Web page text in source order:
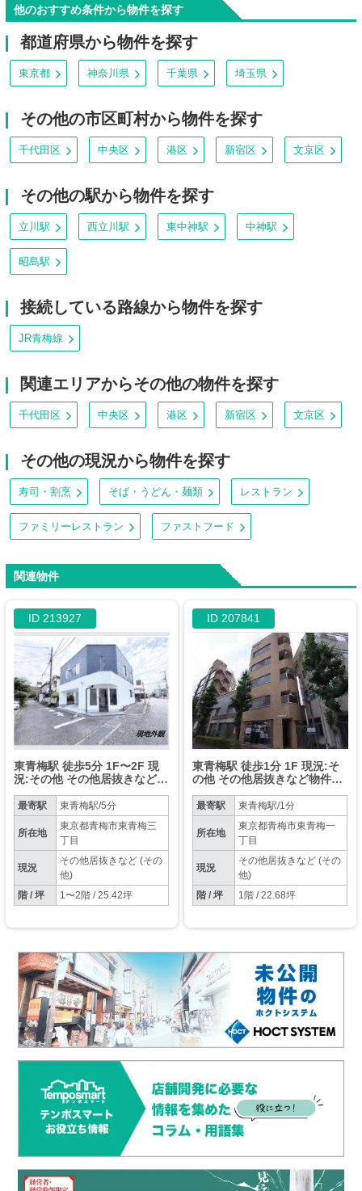
他のおすすめ条件から物件を探す
都道府県から物件を探す
東京都 神奈川県 千葉県 埼玉県
その他の市区町村から物件を探す
千代田区 中央区 港区 新宿区 文京区
その他の駅から物件を探す
立川駅 西立川駅 東中神駅 中神駅
昭島駅
接続している路線から物件を探す
JR青梅線
関連エリアからその他の物件を探す
千代田区 中央区 港区 新宿区 文京区
その他の現況から物件を探す
寿司・割烹 そば・うどん・麺類 レストラン
ファミリーレストラン ファストフード
関連物件
ID 213927
東青梅駅 徒歩5分 1F〜2F 現
況:その他 その他居抜きなど物
最寄駅 東青梅駅/5分
所在地
東京都青梅市東青梅三
丁目
現況
その他居抜きなど (その
他)
階 / 坪
1〜2階 / 25.42坪
ID 207841
東青梅駅 徒歩1分 1F 現況:そ
の他 その他居抜きなど物件
最寄駅 東青梅駅/1分
所在地
東京都青梅市東青梅一
丁目
現況
その他居抜きなど (その
他)
階 / 坪
1階 / 22.68坪